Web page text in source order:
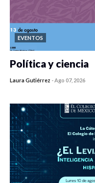
EVENTOS
Política y ciencia
Laura Gutiérrez - Ago 07, 2026